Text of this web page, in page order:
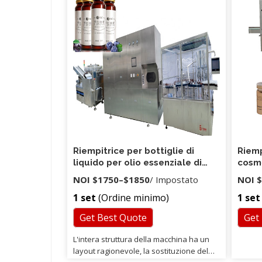
di
Riempitrice per bottiglie di
liquido per olio essenziale di
fiala con pompa per ingranaggi
di controllo digitale manuale da
tavolo TODF-100
NOI $1750–$1850/ Impostato
1 set (Ordine minimo)
Get Best Quote
L'intera struttura della macchina ha un
layout ragionevole, la sostituzione del
da
da
NOI
1 set
Get